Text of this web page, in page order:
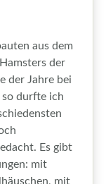
aus dem
der
der Jahre bei
durfte ich
Es gibt
mit
mit